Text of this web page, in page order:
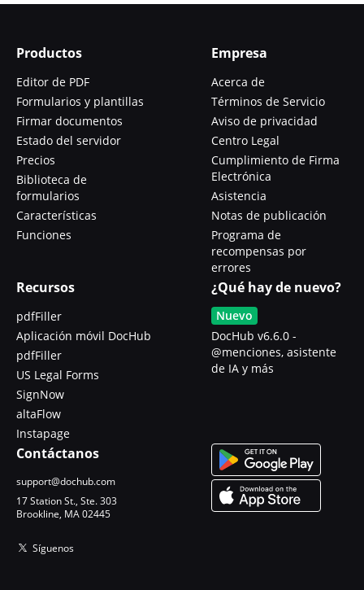
Productos
Editor de PDF
Formularios y plantillas
Firmar documentos
Estado del servidor
Precios
Biblioteca de
formularios
Características
Funciones
Empresa
Acerca de
Términos de Servicio
Aviso de privacidad
Centro Legal
Cumplimiento de Firma
Electrónica
Asistencia
Notas de publicación
Programa de
recompensas por
errores
Recursos
pdfFiller
Aplicación móvil DocHub
pdfFiller
US Legal Forms
SignNow
altaFlow
Instapage
¿Qué hay de nuevo?
Nuevo
DocHub v6.6.0 -
@menciones, asistente
de IA y más
Contáctanos
support@dochub.com
17 Station St., Ste. 303
Brookline, MA 02445
Síguenos